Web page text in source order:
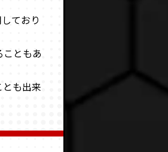
ており
ともあ
も出来